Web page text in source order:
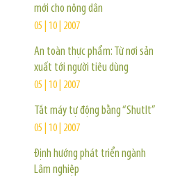
mới cho nông dân
05 | 10 | 2007
An toàn thực phẩm: Từ nơi sản
xuất tới người tiêu dùng
05 | 10 | 2007
Tắt máy tự động bằng “ShutIt”
05 | 10 | 2007
Định hướng phát triển ngành
Lâm nghiệp